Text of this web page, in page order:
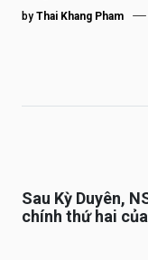
by Thai Khang Pham
Sau Kỳ Duyên,
chính thứ hai của